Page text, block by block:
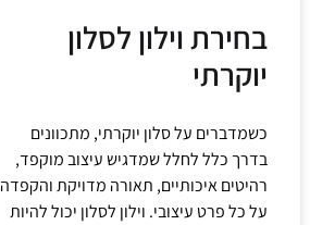
בחירת וילון לסלון
יוקרתי
כשמדברים על סלון יוקרתי, מתכוונים
בדרך כלל לחלל שמדגיש עיצוב מוקפד,
רהיטים איכותיים, תאורה מדויקת והקפדה
על כל פרט עיצובי. וילון לסלון יכול להיות